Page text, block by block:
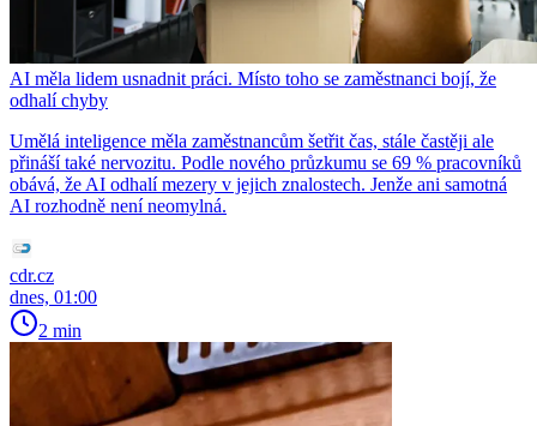
AI měla lidem usnadnit práci. Místo toho se zaměstnanci bojí, že
odhalí chyby
Umělá inteligence měla zaměstnancům šetřit čas, stále častěji ale
přináší také nervozitu. Podle nového průzkumu se 69 % pracovníků
obává, že AI odhalí mezery v jejich znalostech. Jenže ani samotná
AI rozhodně není neomylná.
cdr.cz
dnes, 01:00
2 min